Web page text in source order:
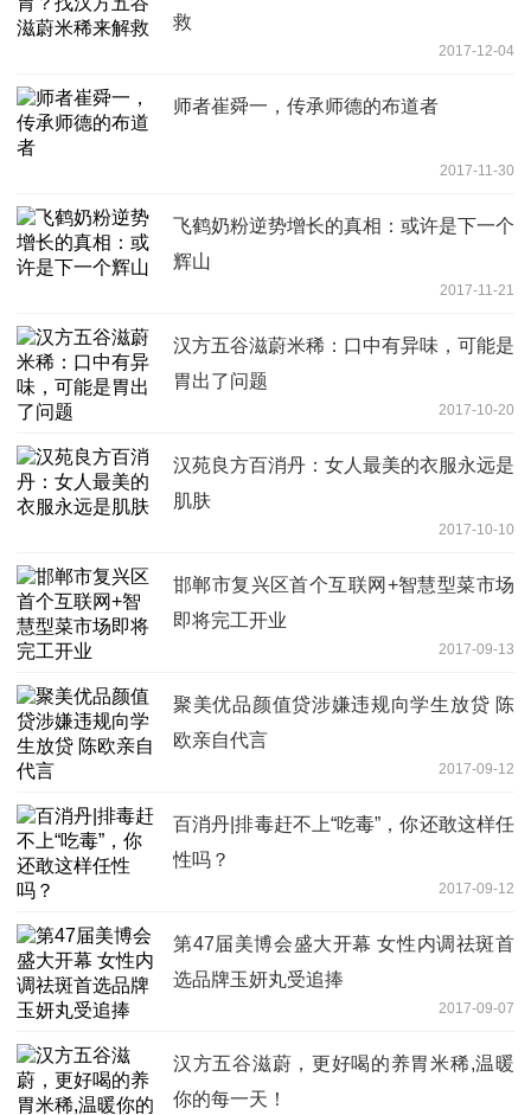
救
2017-12-04
师者崔舜一，传承师德的布道者
2017-11-30
飞鹤奶粉逆势增长的真相：或许是下一个
辉山
2017-11-21
汉方五谷滋蔚米稀：口中有异味，可能是
胃出了问题
2017-10-20
汉苑良方百消丹：女人最美的衣服永远是
肌肤
2017-10-10
邯郸市复兴区首个互联网+智慧型菜市场
即将完工开业
2017-09-13
聚美优品颜值贷涉嫌违规向学生放贷 陈
欧亲自代言
2017-09-12
百消丹|排毒赶不上“吃毒”，你还敢这样任
性吗？
2017-09-12
第47届美博会盛大开幕 女性内调祛斑首
选品牌玉妍丸受追捧
2017-09-07
汉方五谷滋蔚，更好喝的养胃米稀,温暖
你的每一天！